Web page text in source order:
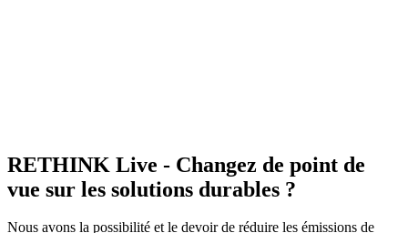
RETHINK Live - Changez de point de
vue sur les solutions durables ?
Nous avons la possibilité et le devoir de réduire les émissions de